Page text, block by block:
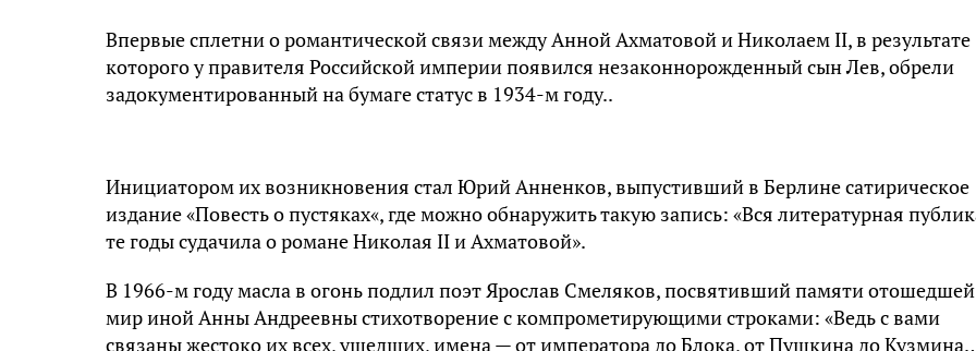
Впервые сплетни о романтической связи между Анной Ахматовой и Николаем II, в результате
которого у правителя Российской империи появился незаконнорожденный сын Лев, обрели
задокументированный на бумаге статус в 1934-м году..
Инициатором их возникновения стал Юрий Анненков, выпустивший в Берлине сатирическое
издание «Повесть о пустяках«, где можно обнаружить такую запись: «Вся литературная
те годы судачила о романе Николая II и Ахматовой».
В 1966-м году масла в огонь подлил поэт Ярослав Смеляков, посвятивший памяти
мир иной Анны Андреевны стихотворение с компрометирующими строками: «Ведь с вами
связаны жестоко их всех, ушедших, имена — от императора до Блока, от Пушкина до